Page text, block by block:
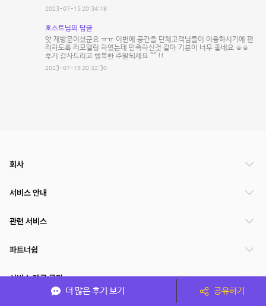
2023-07-15 20:34:18
호스트님의 답글
앗 재방문이셨군요 ㅠㅠ 이번에 공간을 단체고객님들이 이용하시기에 편
리하도록 리모델링 하였는데 만족하신것 같아 기분이 너무 좋네요 ㅎㅎ
후기 감사드리고 행복한 주말되세요 ^^ !!
2023-07-15 20:42:30
더 많은 후기 보기 공유하기
회사
서비스 안내
관련 서비스
파트너쉽
서비스 제공 국가